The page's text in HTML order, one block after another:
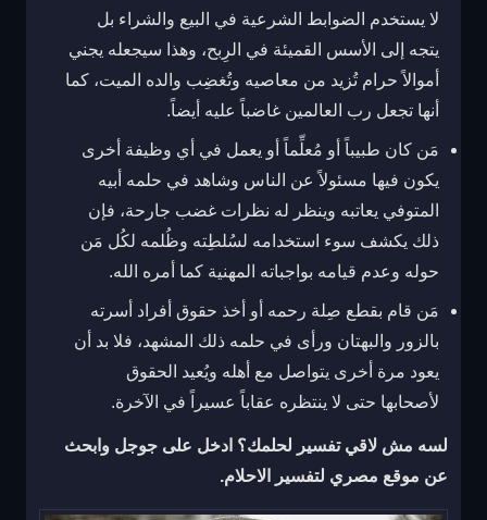
لا يستخدم الضوابط الشرعية في البيع والشراء بل
يتجه إلى الأسس القميئة في الرِبح، وهذا سيجعله يجني
أموالاً حرام تُزيد من معاصيه وتُغضِب والده الميت، كما
أنها تجعل رب العالمين غاضباً عليه أيضاً.
مَن كان طبيباً أو مُعلِّماً أو يعمل في أي وظيفة أخرى
يكون فيها مسئولاً عن الناس وشاهد في حلمه أبيه
المتوفي يعاتبه وينظر له نظرات غضب جارحة، فإن
ذلك يكشف سوء استخدامه لسُلطِته وظُلمه لكُل مَن
حوله وعدم قيامه بواجباته المهنية كما أمره الله.
مَن قام بقطع صِلة رحمه أو أخذ حقوق أفراد أسرته
بالزور والبهتان ورأى في حلمه ذلك المشهد، فلا بد أن
يعود مرة أخرى يتواصل مع أهله ويُعيد الحقوق
لأصحابها حتى لا ينتظره عقاباً عسيراً في الآخرة.
لسه مش لاقي تفسير لحلمك؟ ادخل على جوجل وابحث
عن موقع مصري لتفسير الاحلام.